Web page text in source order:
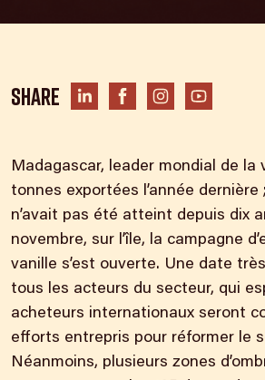
Share
Madagascar, leader mondial de la
tonnes exportées l’année dernière
n’avait pas été atteint depuis dix
novembre, sur l’île, la campagne
vanille s’est ouverte. Une date
tous les acteurs du secteur, qui
acheteurs internationaux seront
efforts entrepris pour réformer le
Néanmoins, plusieurs zones